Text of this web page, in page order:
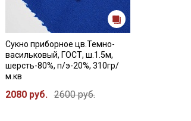
Сукно приборное цв.Темно-
васильковый, ГОСТ, ш.1.5м,
шерсть-80%, п/э-20%, 310гр/
м.кв
2080 руб. 2600 руб.